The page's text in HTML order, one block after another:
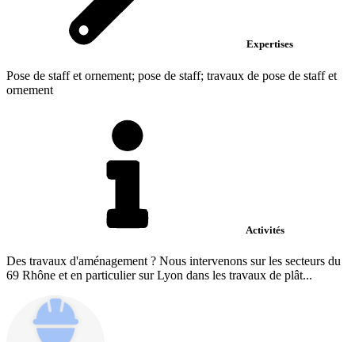
Expertises
Pose de staff et ornement; pose de staff; travaux de pose de staff et
ornement
Activités
Des travaux d'aménagement ? Nous intervenons sur les secteurs du
69 Rhône et en particulier sur Lyon dans les travaux de plât...